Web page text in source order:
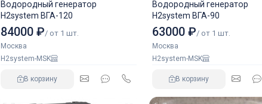
Водородный генератор
H2system ВГА-120
84000 ₽/ от 1 шт.
Москва
H2system-MSK
В корзину
Водородный генератор
H2system ВГА-90
63000 ₽/ от 1 шт.
Москва
H2system-MSK
В корзину